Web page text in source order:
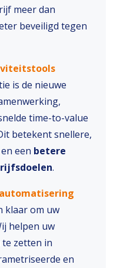
meer dan
beveiligd tegen
is de nieuwe
time-to-value
betekent snellere,
een betere
.
klaar om uw
helpen uw
zetten in
en